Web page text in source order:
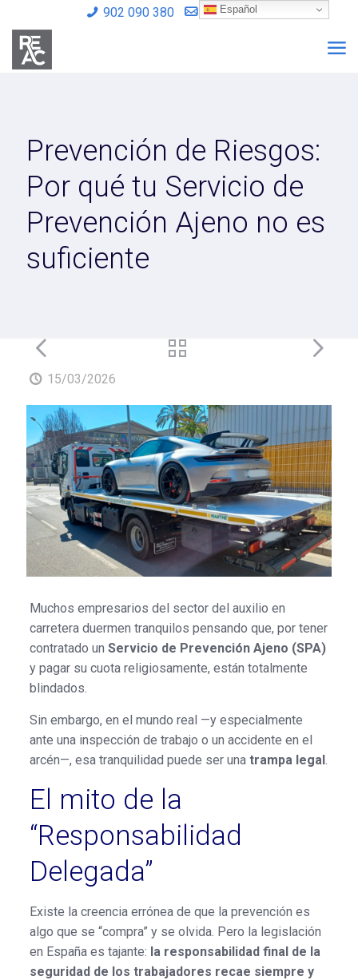
902 090 380 info@reac.es
Prevención de Riesgos:
Por qué tu Servicio de
Prevención Ajeno no es
suficiente
15/03/2026
Muchos empresarios del sector del auxilio en
carretera duermen tranquilos pensando que, por tener
contratado un Servicio de Prevención Ajeno (SPA)
y pagar su cuota religiosamente, están totalmente
blindados.
Sin embargo, en el mundo real —y especialmente
ante una inspección de trabajo o un accidente en el
arcén—, esa tranquilidad puede ser una trampa legal.
El mito de la
“Responsabilidad
Delegada”
Existe la creencia errónea de que la prevención es
algo que se “compra” y se olvida. Pero la legislación
en España es tajante: la responsabilidad final de la
seguridad de los trabajadores recae siempre y
Español